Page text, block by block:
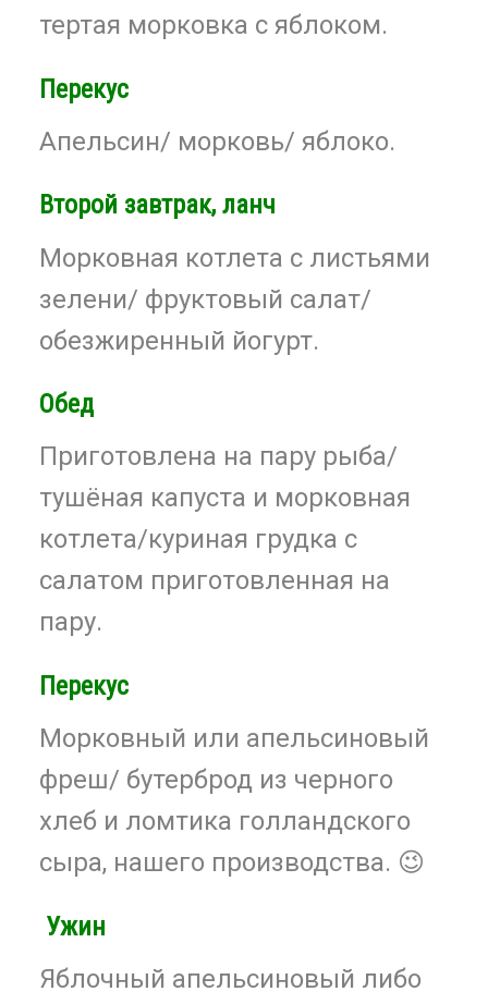
тертая морковка с яблоком.
Перекус
Апельсин/ морковь/ яблоко.
Второй завтрак, ланч
Морковная котлета с листьями
зелени/ фруктовый салат/
обезжиренный йогурт.
Обед
Приготовлена на пару рыба/
тушёная капуста и морковная
котлета/куриная грудка с
салатом приготовленная на
пару.
Перекус
Морковный или апельсиновый
фреш/ бутерброд из черного
хлеб и ломтика голландского
сыра, нашего производства. 😉
Ужин
Яблочный апельсиновый либо